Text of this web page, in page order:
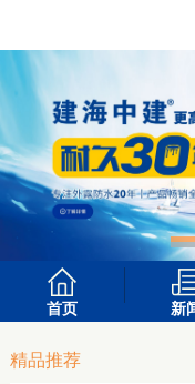
首页 新
精品推荐